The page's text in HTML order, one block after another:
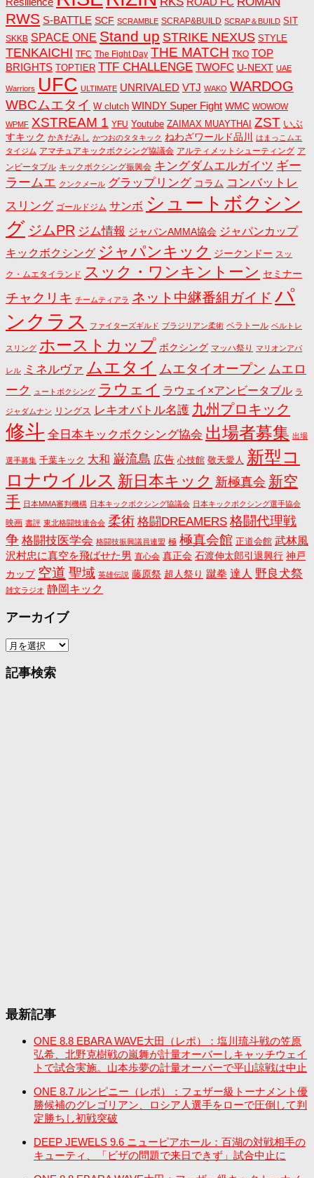
RWS S-BATTLE SCF SCRAMBLE SCRAP&BUILD SCRAP＆BUILD SIT
SKKB SPACE ONE Stand up STRIKE NEXUS STYLE
TENKAICHI TFC The Fight Day THE MATCH TKO TOP
BRIGHTS TOPTIER TTF CHALLENGE TWOFC U-NEXT UAE
Warriors UFC ULTIMATE UNRIVALED VTJ WAKO WARDOG
WBCムエタイ W clutch WINDY Super Fight WMC WOWOW
WPMF XSTREAM 1 YFU Youtube ZAIMAX MUAYTHAI ZST いぶ
すキック かきだみし かつおのタタキック ねわざワールド品川
はまっこムエ
タイジム アマチュアキックボクシング協議会 アルティメットシューティング ア
ンビータブル キックボクシング振興会 キングダムエルガイツ ギー
ラームエ クンクメール グラップリング コラム コンバットレ
スリング ゴールドジム サンボ シュートボクシン
グ ジムPR ジム情報 ジャパンAMMA協会 ジャパンカップ
キックボクシング ジャパンキック ジークンドー スッ
ク・ムエタイランド スック・ワンキントーン セミナー
チャクリキ チームティアラ ネット中継番組ガイド パ
ンクラス
ファイターズギルド ブラジリアン柔術 ベラトール ベルトレ
スリング ホーストカップ ボクシング マッハ祭り マリオンアパ
レル ミネルヴァ ムエタイ ムエタイオープン ムエロ
ーク
ュートボクシング ラウェイ ラウェイ×アンビータブル ラ
ジャダムナン リングス レキオバトル名護 九州プロキック
修斗 全日本キックボクシング協会 出場者募集 出場
選手募集 千葉キック 大和 巌流島 広告 心技館 敬天愛人 新型コ
ロナウイルス 新日本キック 新極真会 新空
手 日本MMA審判機構 日本キックボクシング協議会 日本キックボクシング選手協会
映画 書評 東北格闘技連合会 柔術 格闘DREAMERS 格闘代理戦
争 格闘技医学会 格闘技振興議員連盟 極 極真会館 正道会館 武林風
沢村忠に真空を飛ばせた男 直心会 真正会 石渡伸太郎引退興行 神戸
カップ 空道 聖域 英雄伝説 藤原祭 超人祭り 蹴拳 達人 野良犬祭
雑文ラジオ 静岡キック
アーカイブ
ア
カ
記事検索
最新記事
ONE 8.8 EBARA WAVE大田（レポ）：塩川琉斗戦の笠原
弘希、北野克樹戦の嵐舞が計量オーバーしキャッチウェイ
トで試合実施。山本歩夢の計量オーバーで平山諒戦は中止
ONE 8.7 ルンピニー（レポ）：フェザー級トーナメント優
勝候補のグレゴリアン、ロシア人選手をローで圧倒して判
定勝ちし初戦突破
DEEP JEWELS 9.6 ニューピアホール：百湖の対戦相手の
キューティ、「ビザの問題で来日できず」試合中止に